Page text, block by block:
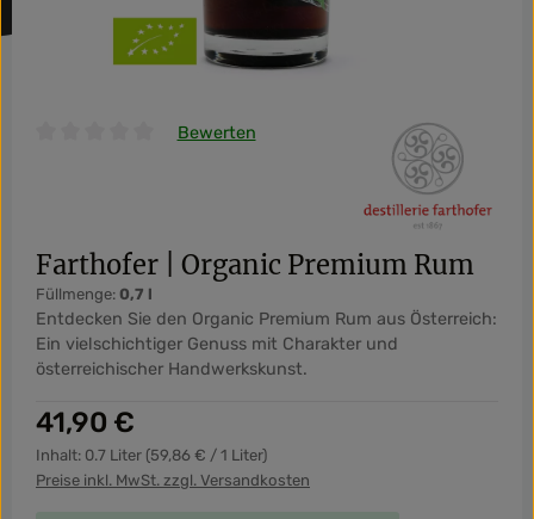
Durchschnittliche Bewertung von 0 von 5 Sternen
Bewerten
Farthofer | Organic Premium Rum
Füllmenge: 0,7 l
Entdecken Sie den Organic Premium Rum aus Österreich:
Ein vielschichtiger Genuss mit Charakter und
österreichischer Handwerkskunst.
Regulärer Preis:
41,90 €
Inhalt: 0.7 Liter (59,86 € / 1 Liter)
Preise inkl. MwSt. zzgl. Versandkosten